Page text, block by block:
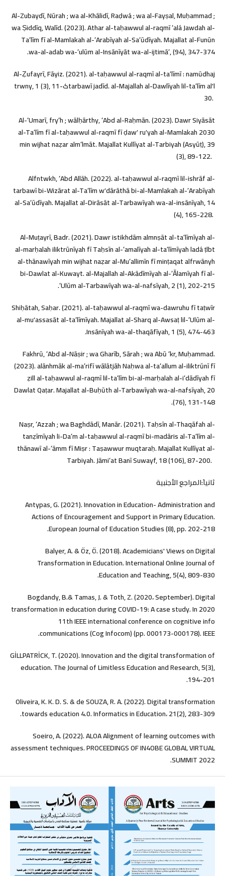
Al-Zubaydī, Nūrah ; wa al-Khālidī, Raḍwá ; wa al-Fayṣal, Muḥammad ;
wa Ṣiddīq, Walīd. (2023). Athar al-taḥawwul al-raqmī ʻalá Jawdah al-
Taʻlīm fī al-Mamlakah al-ʻArabīyah al-Saʻūdīyah. Majallat al-Funūn
wa-al-adab wa-ʻulūm al-Insānīyāt wa-al-ijtimāʻ, (94), 347-374.
‎ Al-Ẓufayrī, Fāyiz. (2021). al-taḥawwul al-raqmī al-taʻlīmī : namūdhaj
tarbawī jadīd. al-Majallah al-Dawlīyah lil-taʻlīm alʼlکtrwny, 1 (3), 11-
30. ‎
Al-ʻUmarī, fryʻh ; wālḥārthy, ʻAbd al-Raḥmān. (2023). Dawr Siyāsāt
al-Taʻlīm fī al-taḥawwul al-raqmī fī ḍawʼ ruʼyah al-Mamlakah 2030
min wijhat naẓar almʻlmāt. Majallat Kullīyat al-Tarbiyah (Asyūṭ), 39
(3), 89-122. ‎ ‎
Alfntwkh, ʻAbd Allāh. (2022). al-taḥawwul al-raqmī lil-ishrāf al-
tarbawī bi-Wizārat al-Taʻlīm wʼdārāthā bi-al-Mamlakah al-ʻArabīyah
al-Saʻūdīyah. Majallat al-Dirāsāt al-Tarbawīyah wa-al-insānīyah, 14
(4), 165-228. ‎
Al-Muṭayrī, Badr. (2021). Dawr istikhdām almnṣāt al-taʻlīmīyah al-
iliktrūnīyah fī Taḥsīn al-ʻamalīyah al-taʻlīmīyah ladá ṭlbt‏ al-marḥalah
al-thānawīyah min wijhat naẓar al-Muʻallimīn fī minṭaqat alfrwānyh
bi-Dawlat al-Kuwayt. al-Majallah al-Akādīmīyah al-ʻĀlamīyah fī al-
ʻUlūm al-Tarbawīyah wa-al-nafsīyah, 2 (1), 202-215.
Shiḥātah, Saḥar. (2021). al-taḥawwul al-raqmī wa-dawruhu fī taṭwīr
al-muʼassasāt al-taʻlīmīyah. Majallat al-Sharq al-Awsaṭ lil-ʻUlūm al-
Insānīyah wa-al-thaqāfīyah, 1 (5), 474-463.
Fakhrū, ʻAbd al-Nāṣir ; wa Gharīb, Sārah ; wa Abū ʻkr, Muḥammad.
(2023). alānhmāk al-maʻrifī wālātjāh Naḥwa al-taʻallum al-iliktrūnī fī
ẓill al-taḥawwul al-raqmī lil-taʻlīm bi-al-marḥalah al-iʻdādīyah fī
Dawlat Qaṭar. Majallat al-Buḥūth al-Tarbawīyah wa-al-nafsīyah, 20
(76), 131-148.
Naṣr, ʻAzzah ; wa Baghdādī, Manār. (2021). Taḥsīn al-Thaqāfah al-
tanẓīmīyah li-Daʻm al-taḥawwul al-raqmī bi-madāris al-Taʻlīm al-
thānawī al-ʻāmm fī Miṣr : Taṣawwur muqtaraḥ. Majallat Kullīyat al-
Tarbiyah. Jāmiʻat Banī Suwayf, 18 (106), 87-200. ‎ ‎
ثانياَ:‎المراجع الأجنبية
Antypas, G. (2021). Innovation in Education- Administration and
Actions of Encouragement and Support in Primary Education.
European Journal of Education Studies (8), pp. 202-218.
Balyer, A. & Öz, Ö. (2018). Academicians' Views on Digital
Transformation in Education. International Online Journal of
Education and Teaching, 5(4), 809-830.
Bogdandy, B.& Tamas, J. & Toth, Z. (2020، September). Digital
transformation in education during COVID-19: A case study. In 2020
11th IEEE international conference on cognitive info
communications (Cog Infocom) (pp. 000173-000178). IEEE.
GİLLPATRİCK, T. (2020). Innovation and the digital transformation of
education. The Journal of Limitless Education and Research, 5(3),
194-201.
Oliveira, K. K. D. S. & de SOUZA, R. A. (2022). Digital transformation
towards education 4.0. Informatics in Education، 21(2), 283-309.
Soeiro, A. (2022). ALOA Alignment of learning outcomes with
assessment techniques. PROCEEDINGS OF IN4OBE GLOBAL VIRTUAL
SUMMIT 2022.